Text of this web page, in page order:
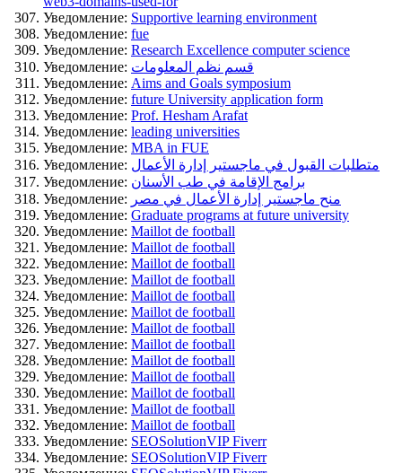
Уведомление: Supportive learning environment
Уведомление: fue
Уведомление: Research Excellence computer science
Уведомление: قسم نظم المعلومات
Уведомление: Aims and Goals symposium
Уведомление: future University application form
Уведомление: Prof. Hesham Arafat
Уведомление: leading universities
Уведомление: MBA in FUE
Уведомление: متطلبات القبول في ماجستير إدارة الأعمال
Уведомление: برامج الإقامة في طب الأسنان
Уведомление: منح ماجستير إدارة الأعمال في مصر
Уведомление: Graduate programs at future university
Уведомление: Maillot de football
Уведомление: Maillot de football
Уведомление: Maillot de football
Уведомление: Maillot de football
Уведомление: Maillot de football
Уведомление: Maillot de football
Уведомление: Maillot de football
Уведомление: Maillot de football
Уведомление: Maillot de football
Уведомление: Maillot de football
Уведомление: Maillot de football
Уведомление: Maillot de football
Уведомление: Maillot de football
Уведомление: SEOSolutionVIP Fiverr
Уведомление: SEOSolutionVIP Fiverr